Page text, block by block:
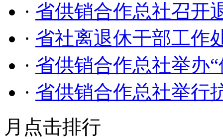
· 省供销合作总社召开
· 省社离退休干部工作
· 省供销合作总社举办
· 省供销合作总社举行
月点击排行